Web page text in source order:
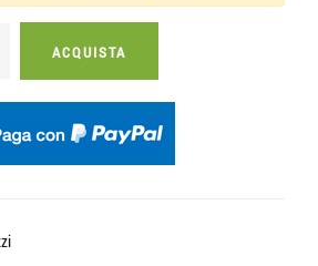
ACQUISTA